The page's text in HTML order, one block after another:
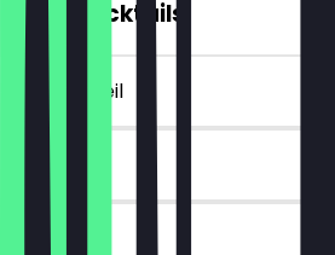
2für1 Cocktails
~€ 11 Vorteil
90 Tage
vor Ort